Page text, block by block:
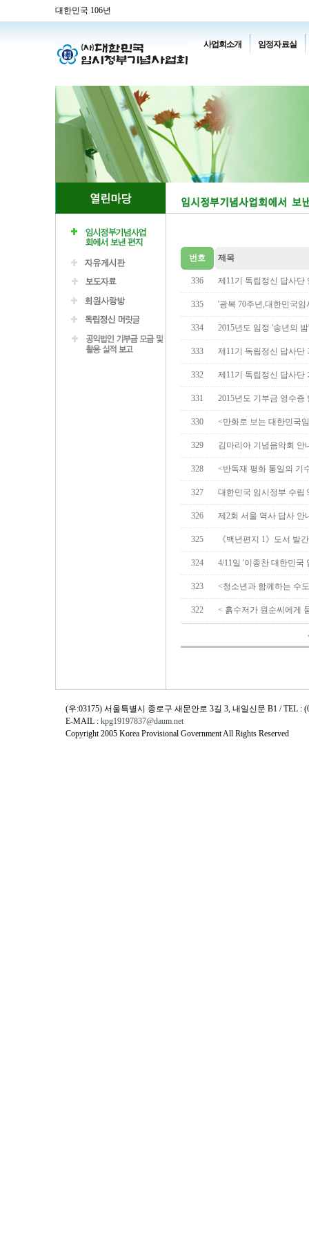
대한민국 106년
사업회소개 임정자료실
번호 제목
336 제11기 독립정신 답사단
335 '광복 70주년,대한민국
334 2015년도 임정 '송년의
333 제11기 독립정신 답사
332 제11기 독립정신 답사
331 2015년도 기부금 영수증
330 <만화로 보는 대한민국
329 김마리아 기념음악회 안
328 <반독재 평화 통일의 기
327 대한민국 임시정부 수
326 제2회 서울 역사 답사 안
325 《백년편지 1》도서 발
324 4/11일 '이종찬 대한민
323 <청소년과 함께하는 수
322 < 흙수저가 원순씨에게
(우:03175) 서울특별시 종로구 새문안로 3길 3, 내일신문 B1 / TEL :
E-MAIL : kpg19197837@daum.net
Copyright 2005 Korea Provisional Government All Rights Reserved